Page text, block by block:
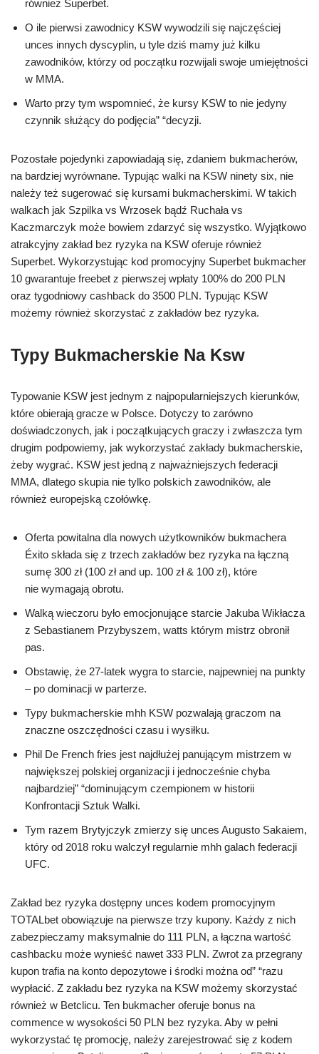
również Superbet.
O ile pierwsi zawodnicy KSW wywodzili się najczęściej
unces innych dyscyplin, u tyle dziś mamy już kilku
zawodników, którzy od początku rozwijali swoje umiejętności
w MMA.
Warto przy tym wspomnieć, że kursy KSW to nie jedyny
czynnik służący do podjęcia” “decyzji.
Pozostałe pojedynki zapowiadają się, zdaniem bukmacherów,
na bardziej wyrównane. Typując walki na KSW ninety six, nie
należy też sugerować się kursami bukmacherskimi. W takich
walkach jak Szpilka vs Wrzosek bądź Ruchała vs
Kaczmarczyk może bowiem zdarzyć się wszystko. Wyjątkowo
atrakcyjny zakład bez ryzyka na KSW oferuje również
Superbet. Wykorzystując kod promocyjny Superbet bukmacher
10 gwarantuje freebet z pierwszej wpłaty 100% do 200 PLN
oraz tygodniowy cashback do 3500 PLN. Typując KSW
możemy również skorzystać z zakładów bez ryzyka.
Typy Bukmacherskie Na Ksw
Typowanie KSW jest jednym z najpopularniejszych kierunków,
które obierają gracze w Polsce. Dotyczy to zarówno
doświadczonych, jak i początkujących graczy i zwłaszcza tym
drugim podpowiemy, jak wykorzystać zakłady bukmacherskie,
żeby wygrać. KSW jest jedną z najważniejszych federacji
MMA, dlatego skupia nie tylko polskich zawodników, ale
również europejską czołówkę.
Oferta powitalna dla nowych użytkowników bukmachera
Éxito składa się z trzech zakładów bez ryzyka na łączną
sumę 300 zł (100 zł and up. 100 zł & 100 zł), które
nie wymagają obrotu.
Walką wieczoru było emocjonujące starcie Jakuba Wikłacza
z Sebastianem Przybyszem, watts którym mistrz obronił
pas.
Obstawię, że 27-latek wygra to starcie, najpewniej na punkty
– po dominacji w parterze.
Typy bukmacherskie mhh KSW pozwalają graczom na
znaczne oszczędności czasu i wysiłku.
Phil De French fries jest najdłużej panującym mistrzem w
największej polskiej organizacji i jednocześnie chyba
najbardziej” “dominującym czempionem w historii
Konfrontacji Sztuk Walki.
Tym razem Brytyjczyk zmierzy się unces Augusto Sakaiem,
który od 2018 roku walczył regularnie mhh galach federacji
UFC.
Zakład bez ryzyka dostępny unces kodem promocyjnym
TOTALbet obowiązuje na pierwsze trzy kupony. Każdy z nich
zabezpieczamy maksymalnie do 111 PLN, a łączna wartość
cashbacku może wynieść nawet 333 PLN. Zwrot za przegrany
kupon trafia na konto depozytowe i środki można od” “razu
wypłacić. Z zakładu bez ryzyka na KSW możemy skorzystać
również w Betclicu. Ten bukmacher oferuje bonus na
commence w wysokości 50 PLN bez ryzyka. Aby w pełni
wykorzystać tę promocję, należy zarejestrować się z kodem